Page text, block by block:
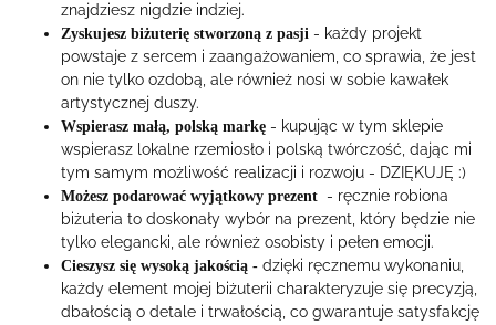
znajdziesz nigdzie indziej.
Zyskujesz biżuterię stworzoną z pasji - każdy projekt
powstaje z sercem i zaangażowaniem, co sprawia, że jest
on nie tylko ozdobą, ale również nosi w sobie kawałek
artystycznej duszy.
Wspierasz małą, polską markę - kupując w tym sklepie
wspierasz lokalne rzemiosło i polską twórczość, dając mi
tym samym możliwość realizacji i rozwoju - DZIĘKUJĘ :)
Możesz podarować wyjątkowy prezent - ręcznie robiona
biżuteria to doskonały wybór na prezent, który będzie nie
tylko elegancki, ale również osobisty i pełen emocji.
Cieszysz się wysoką jakością - dzięki ręcznemu wykonaniu,
każdy element mojej biżuterii charakteryzuje się precyzją,
dbałością o detale i trwałością, co gwarantuje satysfakcję